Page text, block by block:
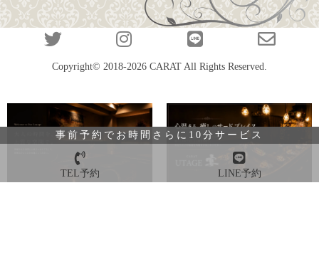
Copyright© 2018-2026 CARAT All Rights Reserved.
事前予約でお時間さらに10分サービス
TEL予約 LINE予約